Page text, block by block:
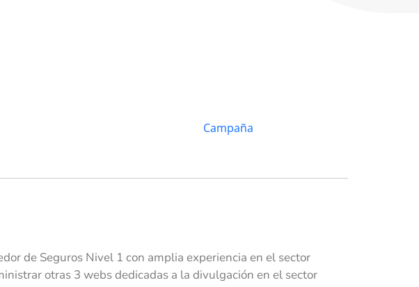
de Seguros Nivel 1 con amplia experiencia en el sector
otras 3 webs dedicadas a la divulgación en el sector